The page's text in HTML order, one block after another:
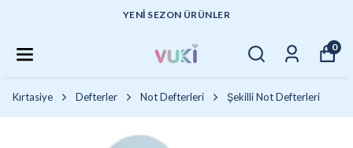
YENI SEZON ÜRÜNLER
0
Kırtasiye Defterler Not Defterleri Şekilli Not Defterleri